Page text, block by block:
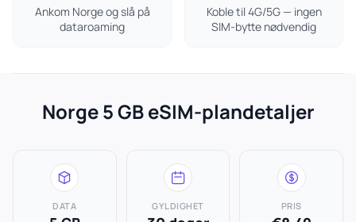
Ankom Norge og slå på
dataroaming
Koble til 4G/5G — ingen
SIM-bytte nødvendig
Norge 5 GB eSIM-plandetaljer
DATA GYLDIGHET PRIS